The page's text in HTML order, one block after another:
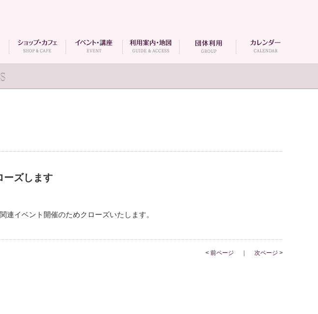
ーズします
連イベント開催のためクローズいたします。
次ページ >
< 前ページ